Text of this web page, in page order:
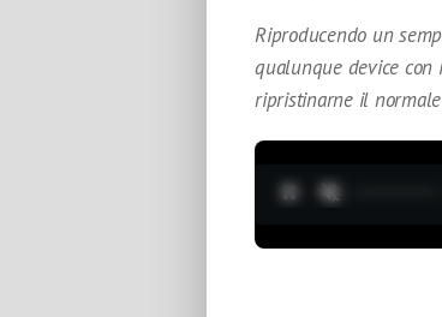
Riproducendo un
qualunque device con
ripristinarne il